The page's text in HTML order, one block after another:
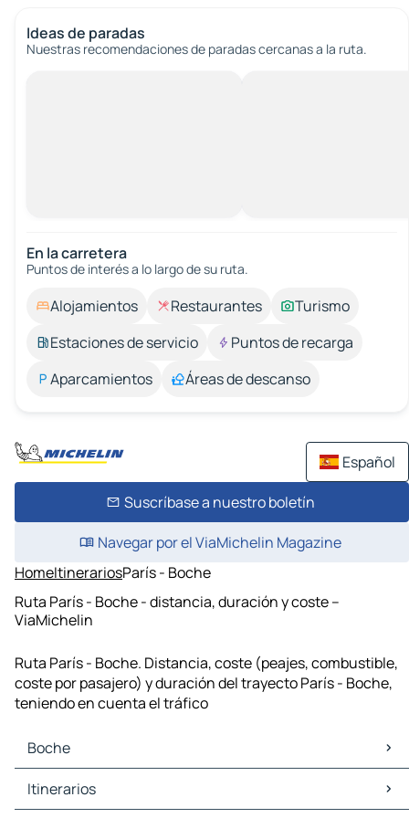
Ideas de paradas
Nuestras recomendaciones de paradas cercanas a la ruta.
En la carretera
Puntos de interés a lo largo de su ruta.
Alojamientos Restaurantes
Turismo
Estaciones de servicio
Puntos de recarga
Aparcamientos
Áreas de descanso
Español
Suscríbase a nuestro boletín
Navegar por el ViaMichelin Magazine
HomeItinerariosParís - Boche
Ruta París - Boche - distancia, duración y coste –
ViaMichelin
Ruta París - Boche. Distancia, coste (peajes, combustible,
coste por pasajero) y duración del trayecto París - Boche,
teniendo en cuenta el tráfico
Boche
Boche Mapas Planos
Boche Trafico
Itinerarios